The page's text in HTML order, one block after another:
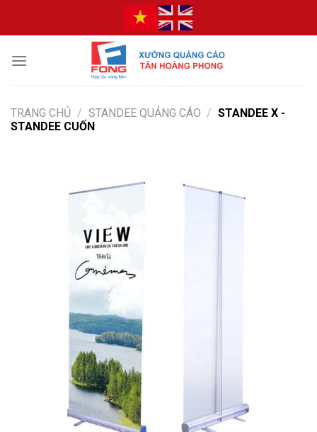
dung
TRANG CHỦ / STANDEE QUẢNG CÁO / STANDEE X -
STANDEE CUỐN